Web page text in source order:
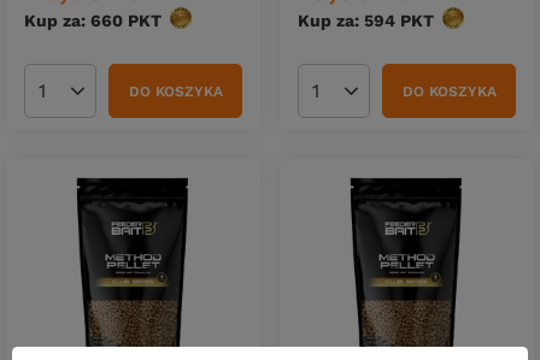
Kup za: 660 PKT punktów
Ilość produktówDO KOSZYKA
Kup za: 594 PKT punktów
Ilość produktówDO KOSZYKA